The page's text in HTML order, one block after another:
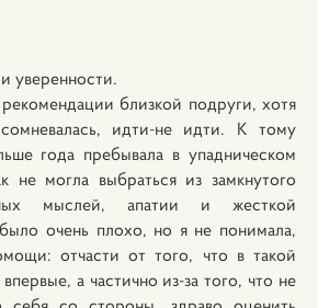
уверенности.
близкой подруги, хотя
идти-не идти. К тому
года пребывала в упадническом
не могла выбраться из замкнутого
мыслей, апатии и жесткой
очень плохо, но я не понимала,
отчасти от того, что в такой
а частично из-за того, что не